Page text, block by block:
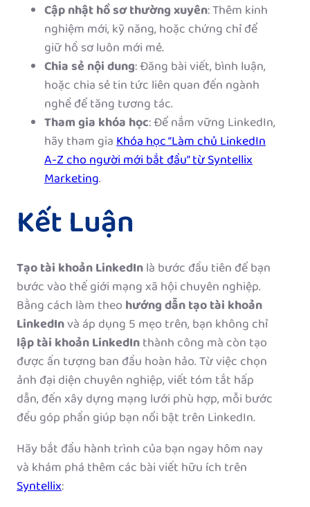
Cập nhật hồ sơ thường xuyên: Thêm kinh
nghiệm mới, kỹ năng, hoặc chứng chỉ để
giữ hồ sơ luôn mới mẻ.
Chia sẻ nội dung: Đăng bài viết, bình luận,
hoặc chia sẻ tin tức liên quan đến ngành
nghề để tăng tương tác.
Tham gia khóa học: Để nắm vững LinkedIn,
hãy tham giaKhóa học “Làm chủ LinkedIn
A-Z cho người mới bắt đầu” từ Syntellix
Marketing.
Kết Luận
Tạo tài khoản LinkedInlà bước đầu tiên để bạn
bước vào thế giới mạng xã hội chuyên nghiệp.
Bằng cách làm theo hướng dẫn tạo tài khoản
LinkedInvà áp dụng 5 mẹo trên, bạn không chỉ
lập tài khoản LinkedInthành công mà còn tạo
được ấn tượng ban đầu hoàn hảo. Từ việc chọn
ảnh đại diện chuyên nghiệp, viết tóm tắt hấp
dẫn, đến xây dựng mạng lưới phù hợp, mỗi bước
đều góp phần giúp bạn nổi bật trên LinkedIn.
Hãy bắt đầu hành trình của bạn ngay hôm nay
và khám phá thêm các bài viết hữu ích trên
Syntellix: